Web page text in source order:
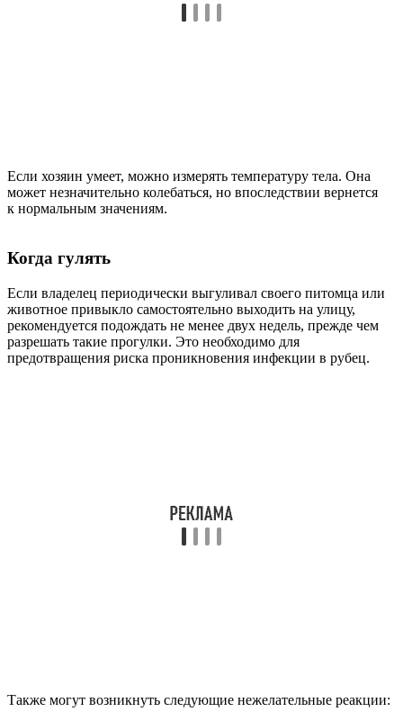
Если хозяин умеет, можно измерять температуру тела. Она
может незначительно колебаться, но впоследствии вернется
к нормальным значениям.
Когда гулять
Если владелец периодически выгуливал своего питомца или
животное привыкло самостоятельно выходить на улицу,
рекомендуется подождать не менее двух недель, прежде чем
разрешать такие прогулки. Это необходимо для
предотвращения риска проникновения инфекции в рубец.
Также могут возникнуть следующие нежелательные реакции: